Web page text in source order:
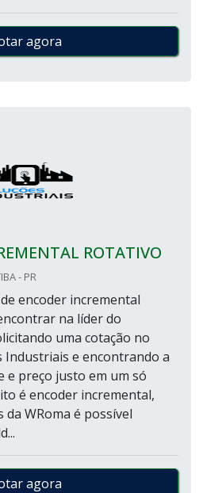
agora
ROTATIVO
- PR
encoder incremental
na líder do
uma cotação no
Industriais e encontrando a
e preço justo em um só
é encoder incremental,
WRoma é possível
agora